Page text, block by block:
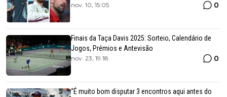
nov. 10, 15:05 0
Finais da Taça Davis 2025: Sorteio, Calendário de
Jogos, Prémios e Antevisão
nov. 23, 19:18 0
“É muito bom disputar 3 encontros aqui antes do